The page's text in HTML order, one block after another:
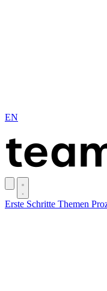
EN
Erste Schritte Themen